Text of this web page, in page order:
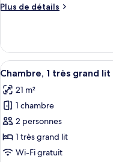
chambre :
lit
double
Plus de détails
Plus
Chambre
familiale,
1
double
Afficher
toutes
les
photos
pour
ce
type
8
Chambre, 1 très grand lit
21 m²
1 chambre
2 personnes
1 très grand lit
Wi-Fi gratuit